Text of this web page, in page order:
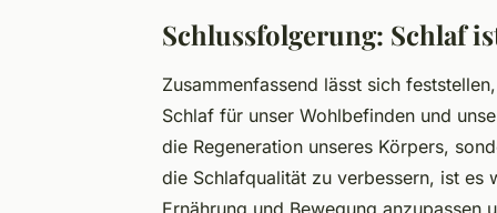
Schlussfolgerung: Schlaf
Zusammenfassend lässt sich
Schlaf für unser Wohlbefinden und
die Regeneration unseres Körpers,
die Schlafqualität zu verbessern, ist
Ernährung und Bewegung anzupassen